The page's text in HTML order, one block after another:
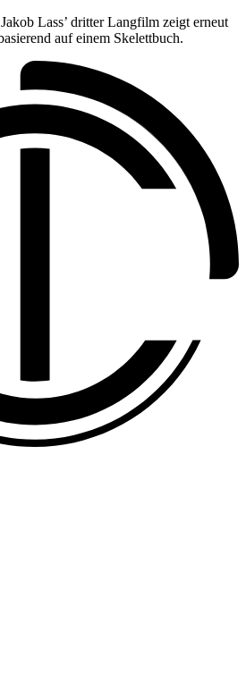
Lass’ dritter Langfilm zeigt erneut
auf einem Skelettbuch.